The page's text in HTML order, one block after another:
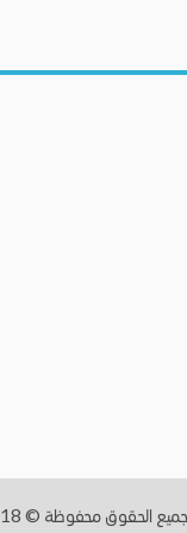
جميع الحقوق محفوظة © 2018,